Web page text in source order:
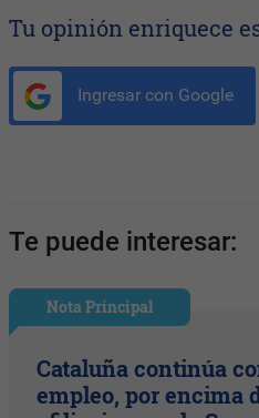
Tu opinión enriquece
Ingresar con Google
Te puede interesar:
Nota Principal
Cataluña continúa
empleo, por encima